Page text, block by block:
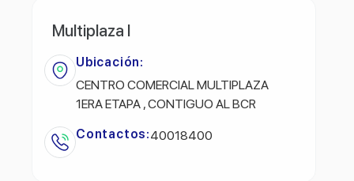
Multiplaza I
Ubicación:
CENTRO COMERCIAL MULTIPLAZA
1ERA ETAPA , CONTIGUO AL BCR
Contactos:40018400